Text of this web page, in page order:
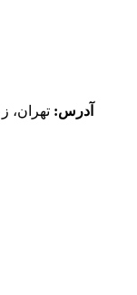
آدرس: